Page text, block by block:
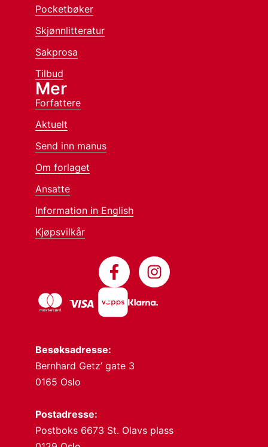
Besøksadresse:
Bernhard Getz’ gate 3
0165 Oslo
Postadresse:
Postboks 6673 St. Olavs plass
Pocketbøker
Skjønnlitteratur
Sakprosa
Tilbud
Mer
Forfattere
Aktuelt
Send inn manus
Om forlaget
Ansatte
Information in English
Kjøpsvilkår